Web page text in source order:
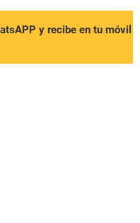
y recibe en tu móvil